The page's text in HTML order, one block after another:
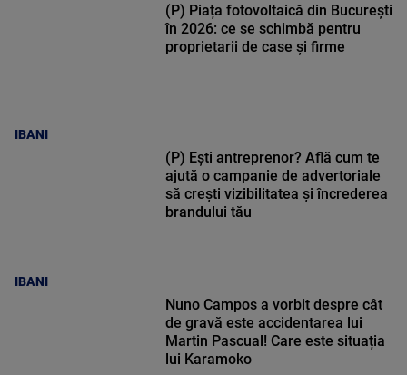
IBANI
(P) Piața fotovoltaică din București
în 2026: ce se schimbă pentru
proprietarii de case și firme
IBANI
(P) Ești antreprenor? Află cum te
ajută o campanie de advertoriale
să crești vizibilitatea și încrederea
brandului tău
Nuno Campos a vorbit despre cât
de gravă este accidentarea lui
Martin Pascual! Care este situația
lui Karamoko